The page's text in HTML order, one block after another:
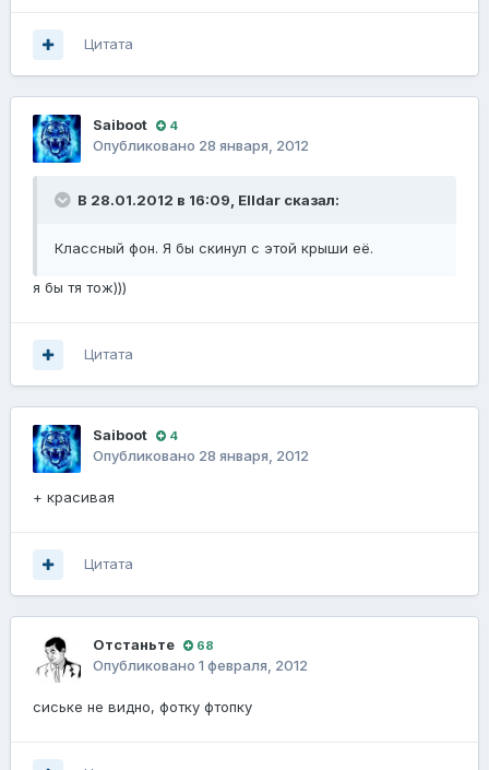
Цитата
Saiboot 4
Опубликовано 28 января, 2012
В 28.01.2012 в 16:09, Elldar сказал:
Классный фон. Я бы скинул с этой крыши её.
я бы тя тож)))
Цитата
Saiboot 4
Опубликовано 28 января, 2012
+ красивая
Цитата
Отстаньте 68
Опубликовано 1 февраля, 2012
сиське не видно, фотку фтопку